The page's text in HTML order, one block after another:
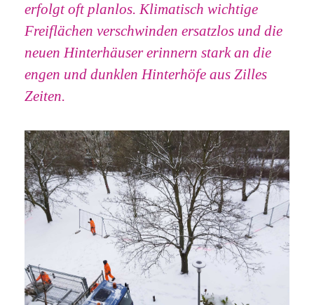
erfolgt oft planlos. Klimatisch wichtige
Freiflächen verschwinden ersatzlos und die
neuen Hinterhäuser erinnern stark an die
engen und dunklen Hinterhöfe aus Zilles
Zeiten.